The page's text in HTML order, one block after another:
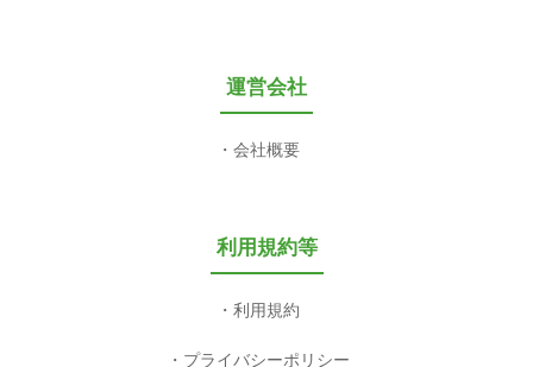
運営会社
会社概要
利用規約等
利用規約
プライバシーポリシー